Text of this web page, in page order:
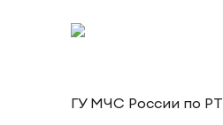
ГУ МЧС России по РТ